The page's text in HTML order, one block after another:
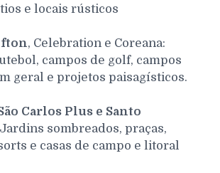
e locais rústicos
, Celebration e Coreana:
campos de golf, campos
geral e projetos paisagísticos.
Carlos Plus e Santo
sombreados, praças,
e casas de campo e litoral